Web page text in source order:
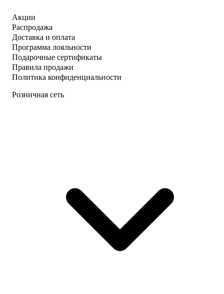
Акции
Распродажа
Доставка и оплата
Программа лояльности
Подарочные сертификаты
Правила продажи
Политика конфиденциальности
Розничная сеть